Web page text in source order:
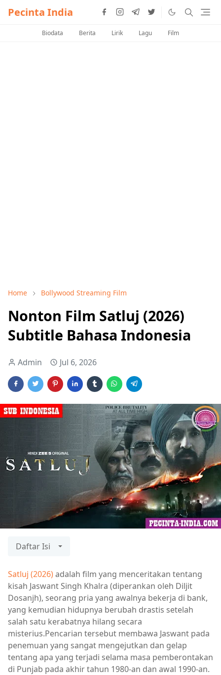
Pecinta India
Biodata Berita Lirik Lagu Film
Home Bollywood Streaming Film
Nonton Film Satluj (2026)
Subtitle Bahasa Indonesia
Admin Jul 6, 2026
Daftar Isi
Satluj (2026)adalah film yang menceritakan tentang
kisah Jaswant Singh Khalra (diperankan oleh Diljit
Dosanjh), seorang pria yang awalnya bekerja di bank,
yang kemudian hidupnya berubah drastis setelah
salah satu kerabatnya hilang secara
misterius.Pencarian tersebut membawa Jaswant pada
penemuan yang sangat mengejutkan dan gelap
tentang apa yang terjadi selama masa pemberontakan
di Punjab pada akhir tahun 1980-an dan awal 1990-an.